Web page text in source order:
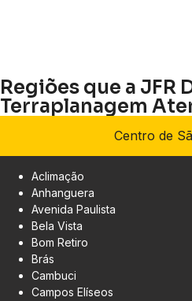
Regiões que a JFR
Terraplanagem
Centro de
Aclimação
Anhanguera
Avenida Paulista
Bela Vista
Bom Retiro
Brás
Cambuci
Campos Elíseos